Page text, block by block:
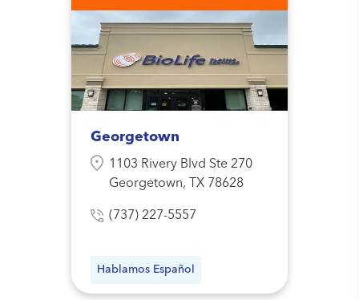
Georgetown
1103 Rivery Blvd Ste 270
Georgetown, TX 78628
(737) 227-5557
Hablamos Español